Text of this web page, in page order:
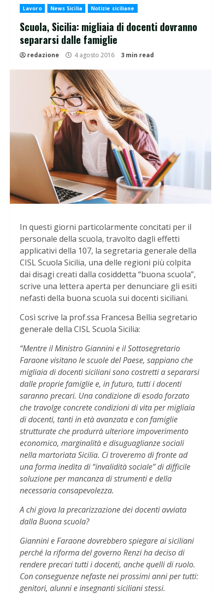
Lavoro News Sicilia Notizie siciliane
Scuola, Sicilia: migliaia di docenti dovranno
separarsi dalle famiglie
redazione 4 agosto 2016 3 min read
In questi giorni particolarmente concitati per il
personale della scuola, travolto dagli effetti
applicativi della 107, la segretaria generale della
CISL Scuola Sicilia, una delle regioni più colpita
dai disagi creati dalla cosiddetta “buona scuola”,
scrive una lettera aperta per denunciare gli esiti
nefasti della buona scuola sui docenti siciliani.
Così scrive la prof.ssa Francesa Bellia segretario
generale della CISL Scuola Sicilia:
“Mentre il Ministro Giannini e il Sottosegretario
Faraone visitano le scuole del Paese, sappiano che
migliaia di docenti siciliani sono costretti a separarsi
dalle proprie famiglie e, in futuro, tutti i docenti
saranno precari. Una condizione di esodo forzato
che travolge concrete condizioni di vita per migliaia
di docenti, tanti in età avanzata e con famiglie
strutturate che produrrà ulteriore impoverimento
economico, marginalità e disuguaglianze sociali
nella martoriata Sicilia. Ci troveremo di fronte ad
una forma inedita di “invalidità sociale” di difficile
soluzione per mancanza di strumenti e della
necessaria consapevolezza.
A chi giova la precarizzazione dei docenti avviata
dalla Buona scuola?
Giannini e Faraone dovrebbero spiegare ai siciliani
perché la riforma del governo Renzi ha deciso di
rendere precari tutti i docenti, anche quelli di ruolo.
Con conseguenze nefaste nei prossimi anni per tutti:
genitori, alunni e insegnanti siciliani stessi.